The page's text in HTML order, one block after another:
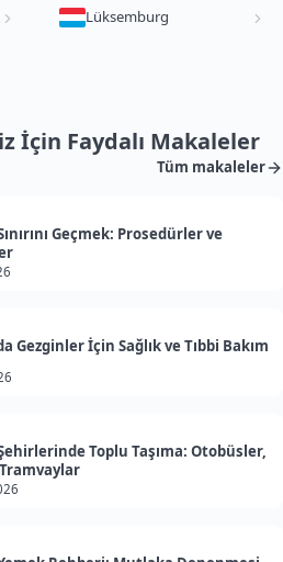
Lüksemburg
İçin Faydalı Makaleler
Tüm makaleler
Geçmek: Prosedürler ve
Gezginler İçin Sağlık ve Tıbbi Bakım
Toplu Taşıma: Otobüsler,